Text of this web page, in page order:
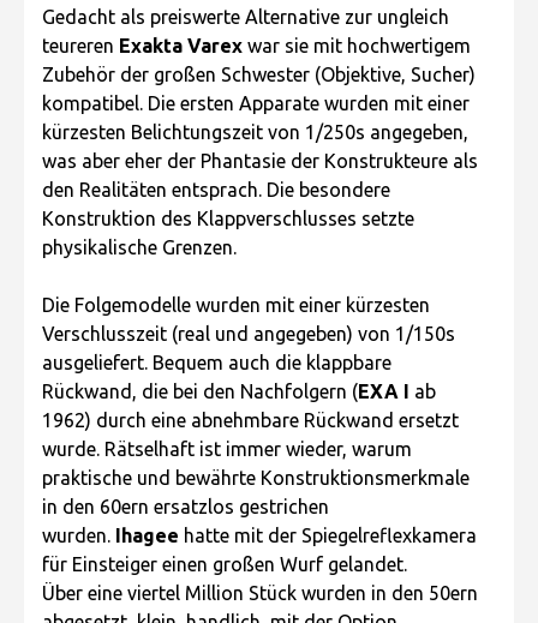
Gedacht als preiswerte Alternative zur ungleich
teureren Exakta Varex war sie mit hochwertigem
Zubehör der großen Schwester (Objektive, Sucher)
kompatibel. Die ersten Apparate wurden mit einer
kürzesten Belichtungszeit von 1/250s angegeben,
was aber eher der Phantasie der Konstrukteure als
den Realitäten entsprach. Die besondere
Konstruktion des Klappverschlusses setzte
physikalische Grenzen.
Die Folgemodelle wurden mit einer kürzesten
Verschlusszeit (real und angegeben) von 1/150s
ausgeliefert. Bequem auch die klappbare
Rückwand, die bei den Nachfolgern (EXA I ab
1962) durch eine abnehmbare Rückwand ersetzt
wurde. Rätselhaft ist immer wieder, warum
praktische und bewährte Konstruktionsmerkmale
in den 60ern ersatzlos gestrichen
wurden. Ihagee hatte mit der Spiegelreflexkamera
für Einsteiger einen großen Wurf gelandet.
Über eine viertel Million Stück wurden in den 50ern